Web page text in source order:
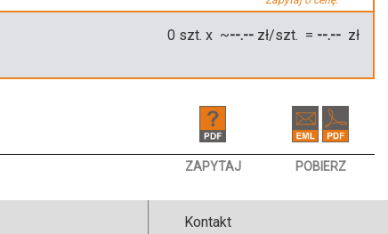
0 szt. x ~--.-- zł/szt. = --.-- zł
ZAPYTAJ POBIERZ
Kontakt